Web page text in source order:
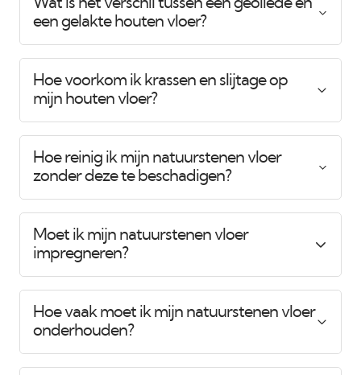
een gelakte houten vloer?
Hoe voorkom ik krassen en slijtage op
mijn houten vloer?
Hoe reinig ik mijn natuurstenen vloer
zonder deze te beschadigen?
Moet ik mijn natuurstenen vloer
impregneren?
Hoe vaak moet ik mijn natuurstenen vloer
onderhouden?